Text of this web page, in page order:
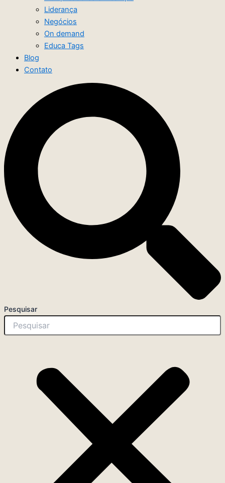
Liderança
Negócios
On demand
Educa Tags
Blog
Contato
Pesquisar